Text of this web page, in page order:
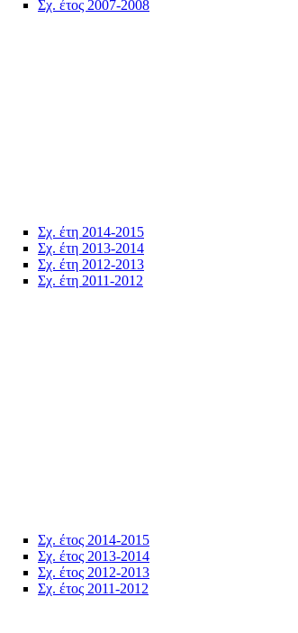
Σχ. έτος 2007-2008
Σχ. έτη 2014-2015
Σχ. έτη 2013-2014
Σχ. έτη 2012-2013
Σχ. έτη 2011-2012
Σχ. έτος 2014-2015
Σχ. έτος 2013-2014
Σχ. έτος 2012-2013
Σχ. έτος 2011-2012